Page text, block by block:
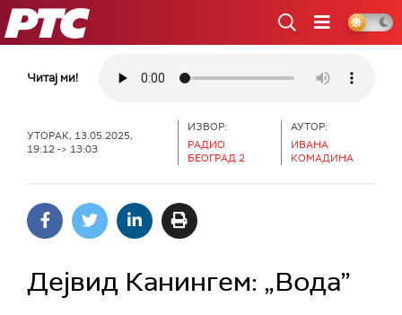
РТС
Читај ми!
УТОРАК, 13.05.2025,
19:12 -> 13:03
ИЗВОР:
РАДИО
БЕОГРАД 2
АУТОР:
ИВАНА
КОМАДИНА
Дејвид Канингем: „Вода”